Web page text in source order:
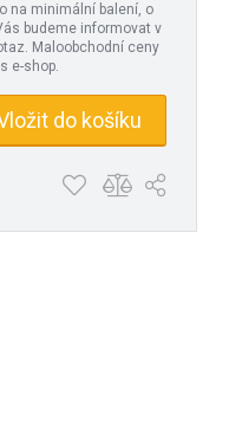
na minimální balení, o
budeme informovat v
Maloobchodní ceny
e-shop.
do košíku